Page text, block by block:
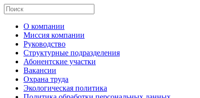
О компании
Миссия компании
Руководство
Структурные подразделения
Абонентские участки
Вакансии
Охрана труда
Экологическая политика